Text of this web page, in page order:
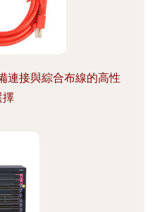
連接與綜合布線的高性
擇